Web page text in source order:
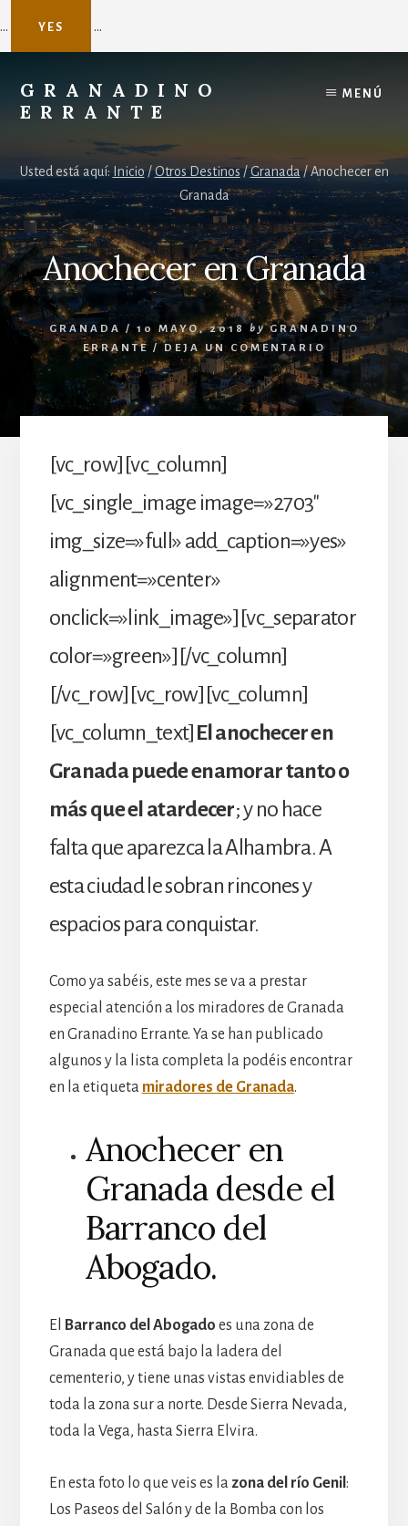
... YES ...
content
GRANADINO
ERRANTE
viajes
a
Nepal
MENÚ
Usted está aquí: Inicio/Otros Destinos/Granada/Anochecer en
Granada
Anochecer en Granada
GRANADA / 10 MAYO, 2018 by GRANADINO
ERRANTE /DEJA UN COMENTARIO
[vc_row][vc_column]
[vc_single_image image=»2703″
img_size=»full» add_caption=»yes»
alignment=»center»
onclick=»link_image»][vc_separator
color=»green»][/vc_column]
[/vc_row][vc_row][vc_column]
[vc_column_text]El anochecer en
Granada puede enamorar tanto o
más que el atardecer; y no hace
falta que aparezca la Alhambra. A
esta ciudad le sobran rincones y
espacios para conquistar.
Como ya sabéis, este mes se va a prestar
especial atención a los miradores de Granada
en Granadino Errante. Ya se han publicado
algunos y la lista completa la podéis encontrar
en la etiqueta miradores de Granada.
Anochecer en
Granada desde el
Barranco del
Abogado.
El Barranco del Abogado es una zona de
Granada que está bajo la ladera del
cementerio, y tiene unas vistas envidiables de
toda la zona sur a norte. Desde Sierra Nevada,
toda la Vega, hasta Sierra Elvira.
En esta foto lo que veis es la zona del río Genil :
Los Paseos del Salón y de la Bomba con los